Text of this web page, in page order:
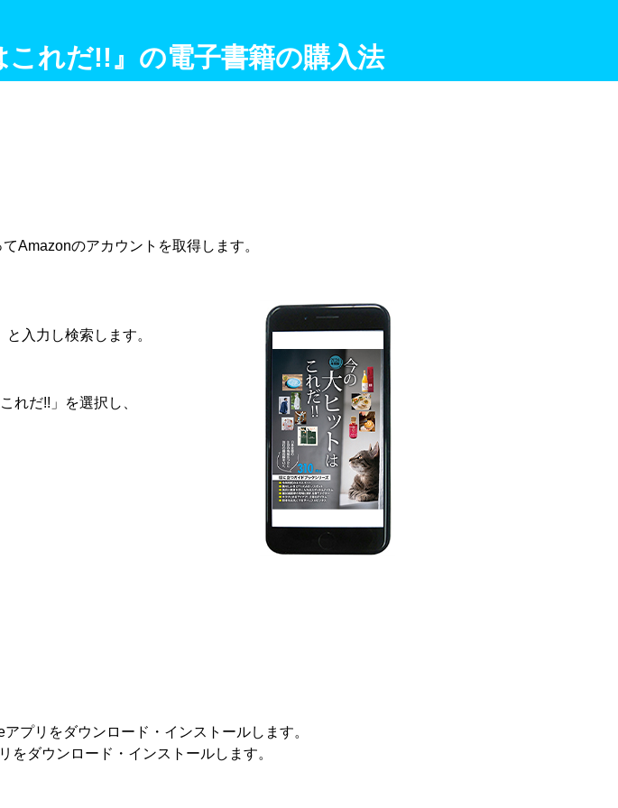
これだ!!』の電子書籍の購入法
Amazonのアカウントを取得します。
入力し検索します。
れだ!!」を選択し、
プリをダウンロード・インストールします。
ダウンロード・インストールします。